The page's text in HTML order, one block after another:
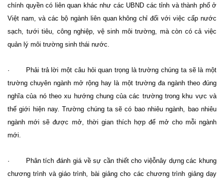
chính quyền có liên quan khác như các UBND các tỉnh và thành phố ở
Việt nam, và các bộ ngành liên quan không chỉ đối với việc cấp nước
sạch, tưới tiêu, công nghiệp, vệ sinh môi trường, mà còn có cả việc
quản lý môi trường sinh thái nước.
· Phải trả lời một câu hỏi quan trọng là trường chúng ta sẽ là một
trường chuyên ngành mở rộng hay là một trường đa ngành theo đúng
nghĩa của nó theo xu hướng chung của các trường trong khu vực và
thế giới hiện nay. Trường chúng ta sẽ có bao nhiêu ngành, bao nhiêu
ngành mới sẽ được mở, thời gian thích hợp để mở cho mỗi ngành
mới.
· Phân tích đánh giá về sự cần thiết cho việỗnây dựng các khung
chương trình và giáo trình, bài giảng cho các chương trình giảng dạy